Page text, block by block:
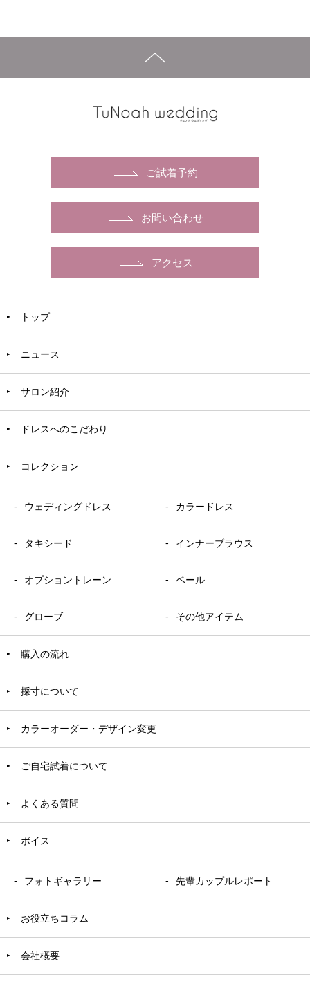
ご試着予約
お問い合わせ
アクセス
トップ
ニュース
サロン紹介
ドレスへのこだわり
コレクション
ウェディングドレス カラードレス
タキシード インナーブラウス
オプショントレーン ベール
グローブ その他アイテム
購入の流れ
採寸について
カラーオーダー・デザイン変更
ご自宅試着について
よくある質問
ボイス
フォトギャラリー 先輩カップルレポート
お役立ちコラム
会社概要